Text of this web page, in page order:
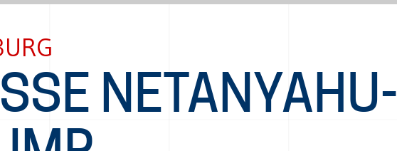
NETANYAHU-